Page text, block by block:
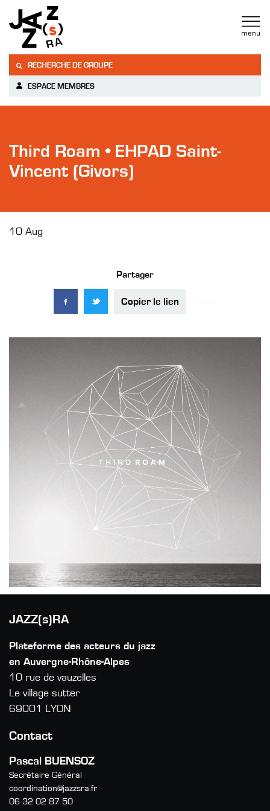
RECHERCHE DE GROUPE
ESPACE MEMBRES
Third Roam • EHPAD Saint-
Vincent (Givors)
10 Aug
Partager
Copier le lien
JAZZ(s)RA
Plateforme des acteurs du jazz
en Auvergne-Rhône-Alpes
10 rue de vauzelles
Le village sutter
69001 LYON
Contact
Pascal BUENSOZ
Secrétaire Général
coordination@jazzsra.fr
06 32 02 87 50